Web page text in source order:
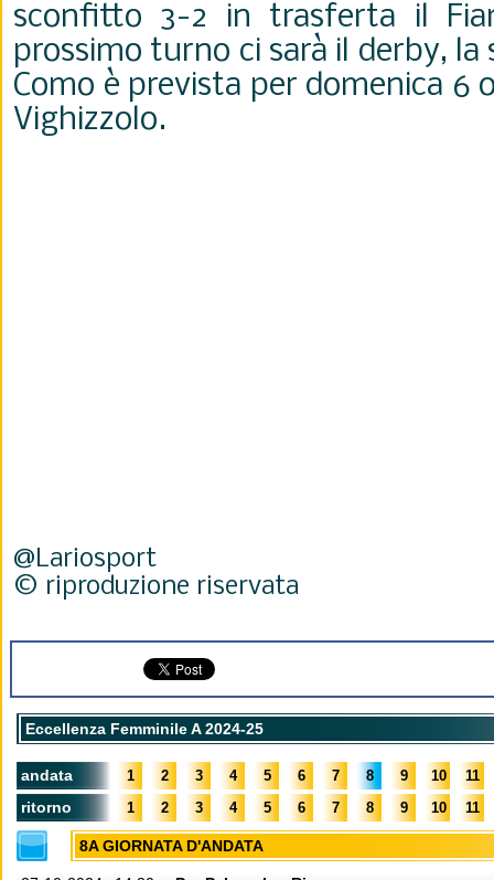
sconfitto 3-2 in trasferta il
prossimo turno ci sarà il derby, la
Como è prevista per domenica 6
Vighizzolo.
@Lariosport
© riproduzione riservata
Eccellenza Femminile A 2024-25
andata 1 2 3 4 5 6 7 8 9 10 11
ritorno 1 2 3 4 5 6 7 8 9 10 11
8A GIORNATA D'ANDATA